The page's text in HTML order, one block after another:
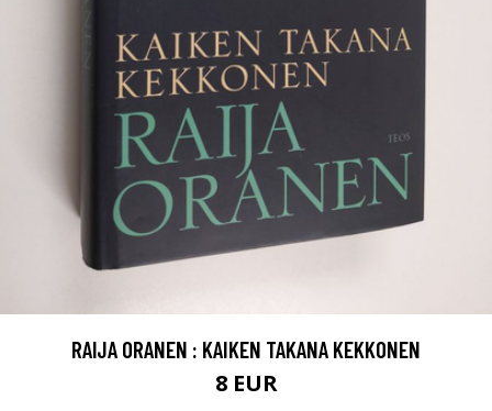
RAIJA ORANEN : KAIKEN TAKANA KEKKONEN
8 EUR